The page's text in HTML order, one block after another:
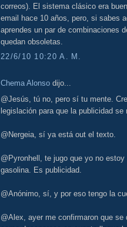
correos). El sistema clásico era
email hace 10 años, pero, si sabes
aprendes un par de combinaciones
quedan obsoletas.
22/6/10 10:20 A. M.
Chema Alonso dijo...
@Jesús, tú no, pero sí tu mente.
legislación para que la publicidad se
@Nergeia, sí ya está out el texto.
@Pyronhell, te jugo que yo no
gasolina. Es publicidad.
@Anónimo, sí, y por eso tengo la
@Alex, ayer me confirmaron que